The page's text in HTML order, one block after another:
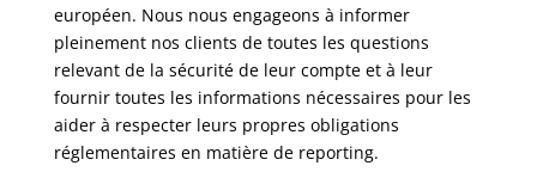
européen. Nous nous engageons à informer
pleinement nos clients de toutes les questions
relevant de la sécurité de leur compte et à leur
fournir toutes les informations nécessaires pour les
aider à respecter leurs propres obligations
réglementaires en matière de reporting.